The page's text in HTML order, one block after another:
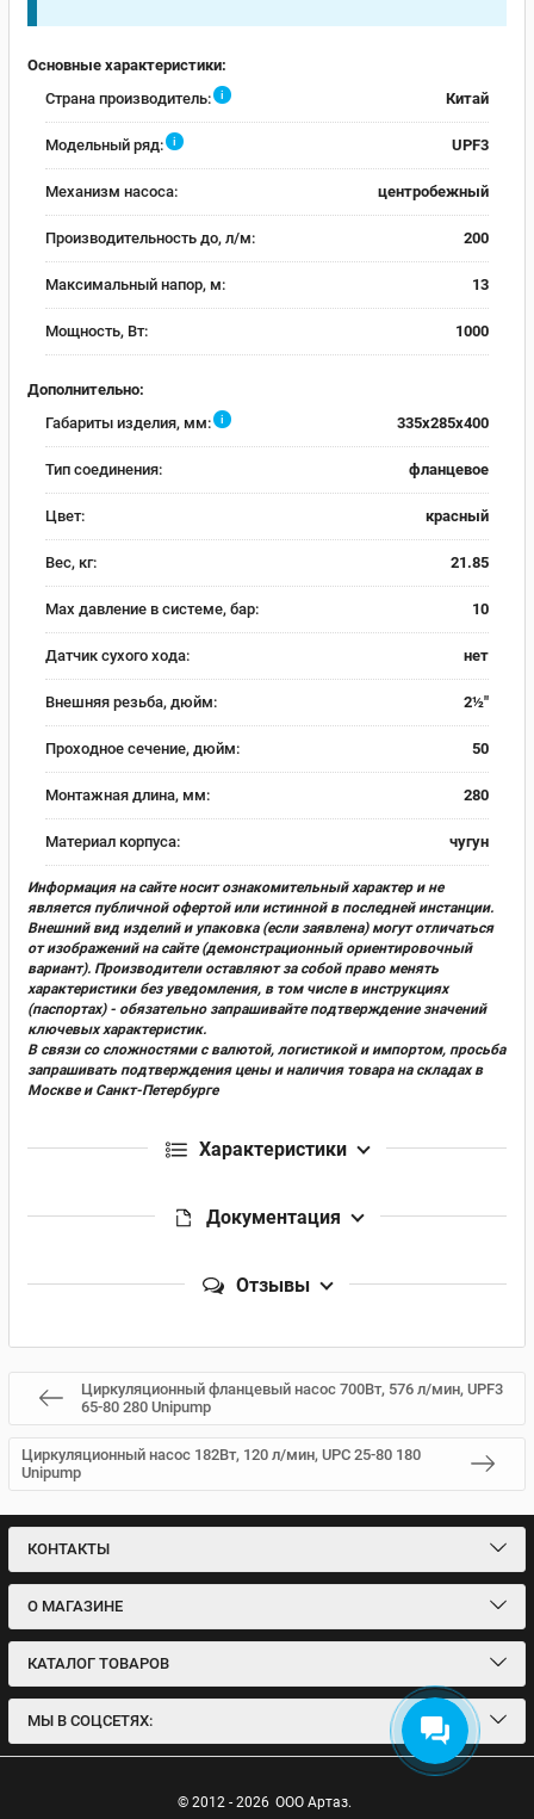
Основные характеристики:
Страна производитель:
i Китай
Модельный ряд: i UPF3
Механизм насоса: центробежный
Производительность до, л/м: 200
Максимальный напор, м: 13
Мощность, Вт: 1000
Дополнительно:
Габариты изделия, мм:
i 335x285x400
Тип соединения: фланцевое
Цвет: красный
Вес, кг: 21.85
Max давление в системе, бар: 10
Датчик сухого хода: нет
Внешняя резьба, дюйм: 2½"
Проходное сечение, дюйм: 50
Монтажная длина, мм: 280
Материал корпуса: чугун
Информация на сайте носит ознакомительный характер и не
является публичной офертой или истинной в последней инстанции.
Внешний вид изделий и упаковка (если заявлена) могут отличаться
от изображений на сайте (демонстрационный ориентировочный
вариант). Производители оставляют за собой право менять
характеристики без уведомления, в том числе в инструкциях
(паспортах) - обязательно запрашивайте подтверждение значений
ключевых характеристик.
В связи со сложностями с валютой, логистикой и импортом, просьба
запрашивать подтверждения цены и наличия товара на складах в
Москве и Санкт-Петербурге
Характеристики
Документация
Отзывы
Циркуляционный фланцевый насос 700Вт, 576 л/мин, UPF3
65-80 280 Unipump
Циркуляционный насос 182Вт, 120 л/мин, UPC 25-80 180
Unipump
КОНТАКТЫ
О МАГАЗИНЕ
КАТАЛОГ ТОВАРОВ
МЫ В СОЦСЕТЯХ:
© 2012 - 2026 ООО Артаз.